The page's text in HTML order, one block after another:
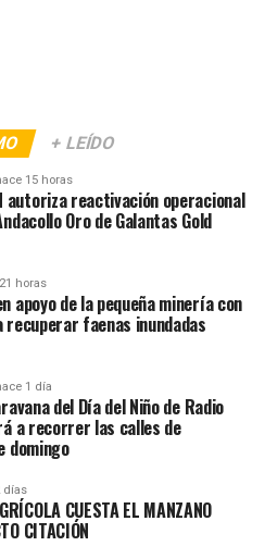
+ LEÍDO
15 horas
autoriza reactivación operacional
Oro de Galantas Gold
horas
apoyo de la pequeña minería con
faenas inundadas
1 día
del Día del Niño de Radio
a recorrer las calles de
domingo
días
CUESTA EL MANZANO
CITACIÓN